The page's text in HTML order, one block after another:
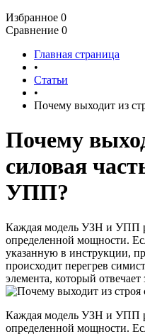
Избранное 0
Сравнение 0
Главная страница
•
Статьи
•
Почему выходит из
Почему
силовая
УПП?
Каждая модель УЗН и УПП
определенной мощности.
указанную в инструкции,
происходит перегрев
элемента, который
Каждая модель УЗН и УПП
определенной мощности.